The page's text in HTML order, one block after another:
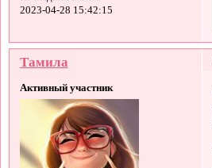
2023-04-28 15:42:15
Тамила
Активный участник